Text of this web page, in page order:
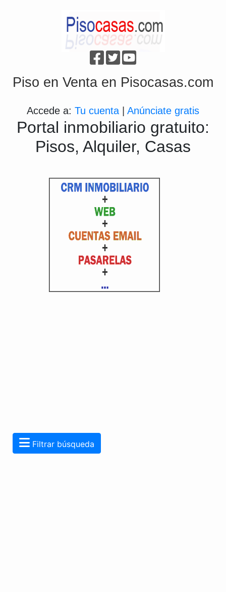
Piso en Venta en Pisocasas.com
Accede a: Tu cuenta Anúnciate gratis
Portal inmobiliario gratuito:
Pisos, Alquiler, Casas
Filtrar búsqueda